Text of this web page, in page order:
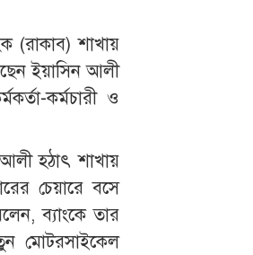
(রাকাব) শাখায়
ইয়াসিন আলী
কর্মচারী ও
আলী হঠাৎ শাখায়
চেয়ারে বসে
ব্যাংকে তার
মোটরসাইকেল